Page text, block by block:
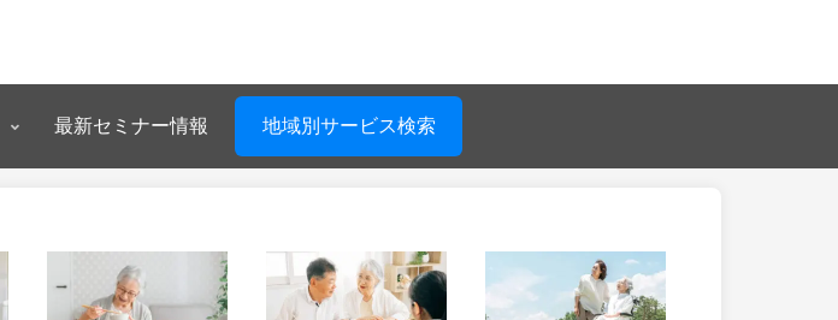
最新セミナー情報 地域別サービス検索